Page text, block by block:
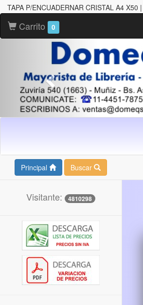
TAPA P/ENCUADERNAR CRISTAL A4 X50
Carrito 0
Principal Buscar
Visitante: 4810298